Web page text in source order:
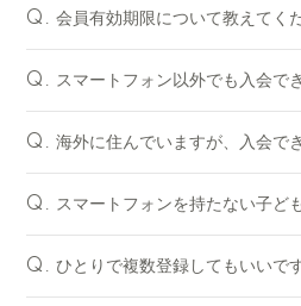
Q. 会員有効期限について教えてく
Q. スマートフォン以外でも入会で
Q. 海外に住んでいますが、入会で
Q. スマートフォンを持たない子ど
Q. ひとりで複数登録してもいいで